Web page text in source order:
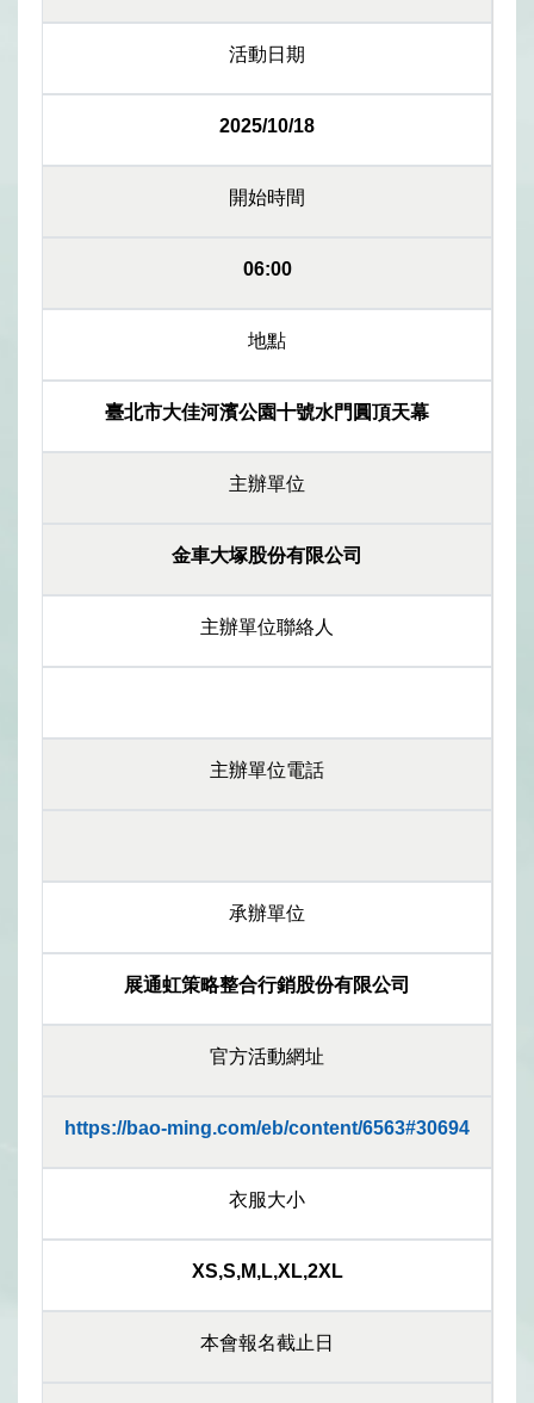
活動日期
2025/10/18
開始時間
06:00
地點
臺北市大佳河濱公園十號水門圓頂天幕
主辦單位
金車大塚股份有限公司
主辦單位聯絡人
主辦單位電話
承辦單位
展通虹策略整合行銷股份有限公司
官方活動網址
https://bao-ming.com/eb/content/6563#30694
衣服大小
XS,S,M,L,XL,2XL
本會報名截止日